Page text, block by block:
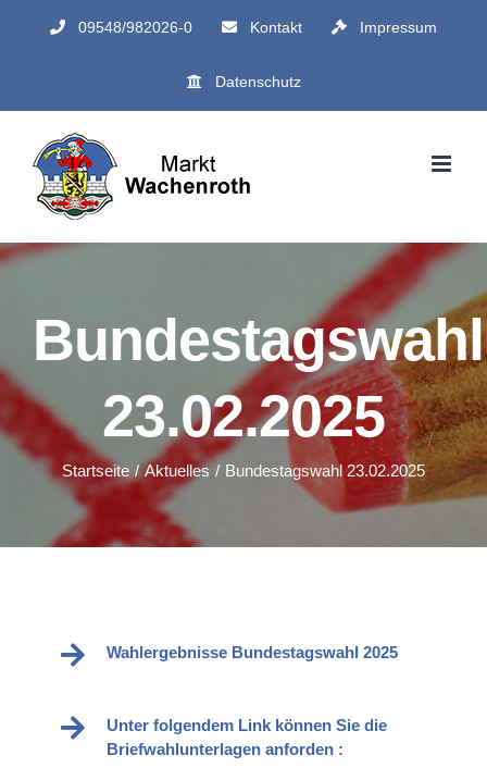
09548/982026-0 Kontakt Impressum
Datenschutz
Bundestagswahl
23.02.2025
Startseite Aktuelles Bundestagswahl 23.02.2025
Wahlergebnisse Bundestagswahl 2025
Unter folgendem Link können Sie die
Briefwahlunterlagen anforden :